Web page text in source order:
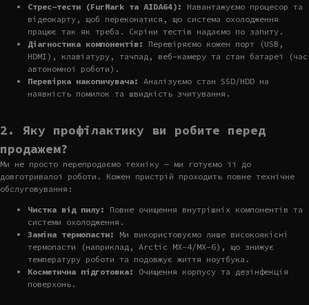
Стрес-тести (FurMark та AIDA64):
Навантажуємо процесор та
відеокарту, щоб переконатися, що система охолодження
працює так як треба. Скріни тестів надаємо по запиту.
Діагностика компонентів:
Перевіряємо кожен порт (USB,
HDMI), клавіатуру, тачпад, веб-камеру та стан батареї (час
автономної роботи).
Перевірка накопичувача:
Аналізуємо стан SSD/HDD на
наявність помилок та швидкість зчитування.
2. Яку профілактику ви робите перед
продажем?
Ми не просто перепродаємо техніку — ми готуємо її до
довготривалої роботи. Кожен пристрій проходить повне технічне
обслуговування:
Чистка від пилу:
Повне очищення внутрішніх компонентів та
системи охолодження.
Заміна термопасти:
Ми використовуємо лише високоякісні
термопасти (наприклад, Arctic MX-4/MX-6), що знижує
температуру роботи та подовжує життя ноутбука.
Косметична підготовка:
Очищення корпусу та дезінфекція
поверхонь.